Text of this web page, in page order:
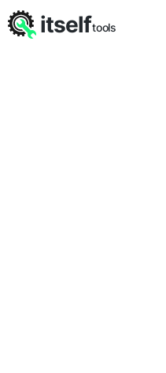
itselftools